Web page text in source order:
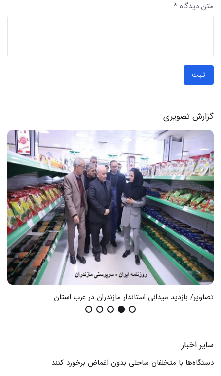
متن دیدگاه *
ثبت
گزارش تصویری
تصاویر/ بازدید میدانی استاندار مازندران در غرب استان
سایر اخبار
دستگاه‌ها با متخلفان ساحلی بدون اغماض برخورد کنند